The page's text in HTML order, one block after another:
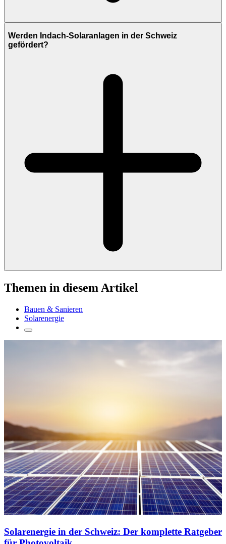
Werden Indach-Solaranlagen in der Schweiz
gefördert?
Themen in diesem Artikel
Bauen & Sanieren
Solarenergie
Solarenergie in der Schweiz: Der komplette Ratgeber